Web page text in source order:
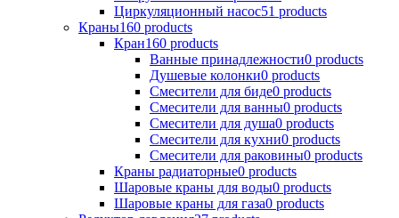
Циркуляционный насос51 products
Краны160 products
Кран160 products
Ванные принадлежности0 products
Душевые колонки0 products
Смесители для биде0 products
Смесители для ванны0 products
Смесители для душа0 products
Смесители для кухни0 products
Смесители для раковины0 products
Краны радиаторные0 products
Шаровые краны для воды0 products
Шаровые краны для газа0 products